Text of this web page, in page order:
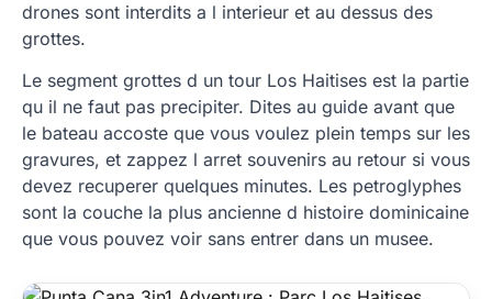
drones sont interdits a l interieur et au dessus des
grottes.
Le segment grottes d un tour Los Haitises est la partie
qu il ne faut pas precipiter. Dites au guide avant que
le bateau accoste que vous voulez plein temps sur les
gravures, et zappez l arret souvenirs au retour si vous
devez recuperer quelques minutes. Les petroglyphes
sont la couche la plus ancienne d histoire dominicaine
que vous pouvez voir sans entrer dans un musee.